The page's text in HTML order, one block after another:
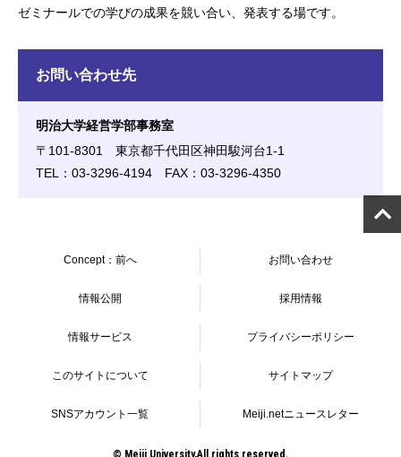
ゼミナールでの学びの成果を競い合い、発表する場です。
お問い合わせ先
明治大学経営学部事務室
〒101-8301 東京都千代田区神田駿河台1-1
TEL：03-3296-4194 FAX：03-3296-4350
Concept：前へ お問い合わせ
情報公開 採用情報
情報サービス プライバシーポリシー
このサイトについて サイトマップ
SNSアカウント一覧 Meiji.netニュースレター